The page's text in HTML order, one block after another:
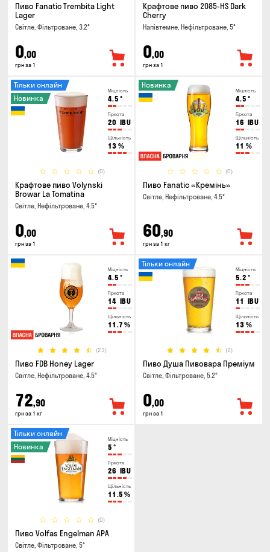
Пиво Fanatic Trembita Light
Lager
Світле, Фільтроване, 3.2°
0,00
грн за 1
Крафтове пиво 2085-HS Dark
Cherry
Напівтемне, Нефільтроване, 5°
0,00
грн за 1
Міцність
4.5 °
Гіркота
20 IBU
Щільність
13 %
(0)
Тільки онлайн
Новинка
Крафтове пиво Volynski
Browar La Tomatina
Світле, Нефільтроване, 4.5°
0,00
грн за 1
Міцність
4.5 °
Гіркота
16 IBU
Щільність
11 %
(0)
Новинка
Пиво Fanatic «Кремінь»
Світле, Нефільтроване, 4.5°
60,90
грн за 1 кг
Міцність
4.5 °
Гіркота
14 IBU
Щільність
11.7 %
(23)
Пиво FDB Honey Lager
Світле, Нефільтроване, 4.5°
72,90
грн за 1 кг
Міцність
5.2 °
Гіркота
11 IBU
Щільність
13 %
(2)
Тільки онлайн
Пиво Душа Пивовара Преміум
Світле, Фільтроване, 5.2°
0,00
грн за 1
Міцність
5 °
Гіркота
26 IBU
Щільність
11.5 %
(0)
Тільки онлайн
Новинка
Пиво Volfas Engelman APA
Світле, Фільтроване, 5°